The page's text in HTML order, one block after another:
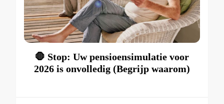
🛑 Stop: Uw pensioensimulatie voor
2026 is onvolledig (Begrijp waarom)